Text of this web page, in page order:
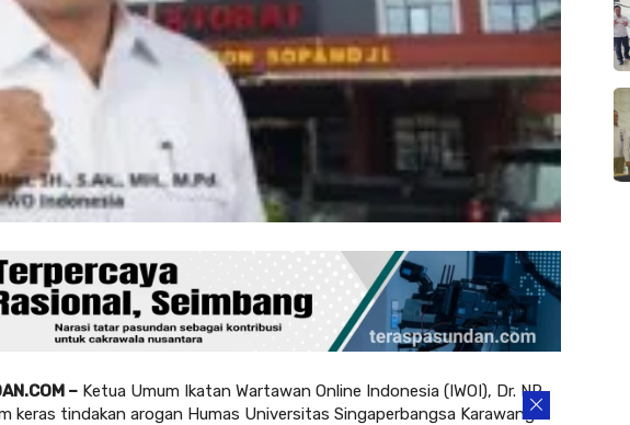
– Ketua Umum Ikatan Wartawan Online Indonesia (IWOI), Dr. NR.
keras tindakan arogan Humas Universitas Singaperbangsa Karawang